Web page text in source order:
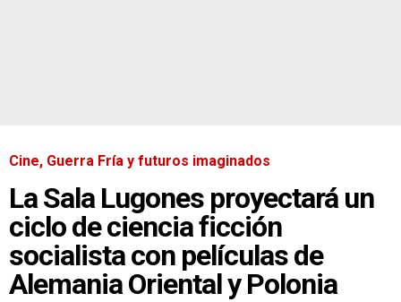
Cine, Guerra Fría y futuros imaginados
La Sala Lugones proyectará un
ciclo de ciencia ficción
socialista con películas de
Alemania Oriental y Polonia